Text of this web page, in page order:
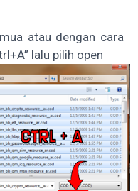
atau dengan cara
lalu pilih open